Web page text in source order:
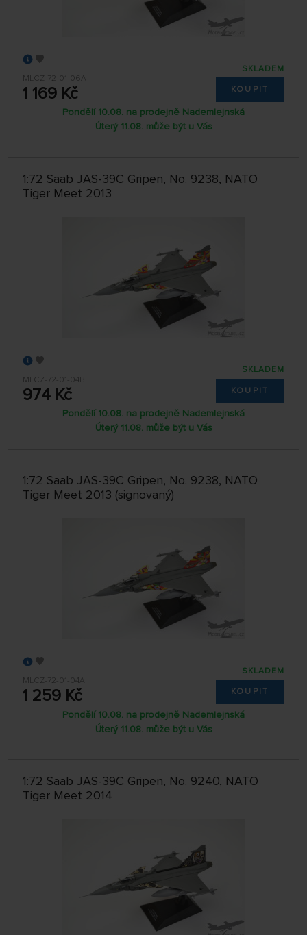
MLCZ-72-01-06A
1 169 Kč
SKLADEM
KOUPIT
Pondělí 10.08. na prodejně Nademlejnská
Úterý 11.08. může být u Vás
1:72 Saab JAS-39C Gripen, No. 9238, NATO
Tiger Meet 2013
MLCZ-72-01-04B
974 Kč
SKLADEM
KOUPIT
Pondělí 10.08. na prodejně Nademlejnská
Úterý 11.08. může být u Vás
1:72 Saab JAS-39C Gripen, No. 9238, NATO
Tiger Meet 2013 (signovaný)
MLCZ-72-01-04A
1 259 Kč
SKLADEM
KOUPIT
Pondělí 10.08. na prodejně Nademlejnská
Úterý 11.08. může být u Vás
1:72 Saab JAS-39C Gripen, No. 9240, NATO
Tiger Meet 2014